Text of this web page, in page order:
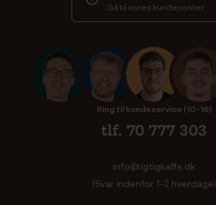
Gå til vores kundecenter
Ring til kundeservice (10-16)
tlf. 70 777 303
info@rigtigkaffe.dk
(Svar indenfor 1-2 hverdage)